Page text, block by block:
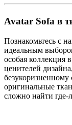
Avatar Sofa в
Познакомьтесь с
идеальным
особая коллекция
ценителей
оригинальные
сложно найти где-